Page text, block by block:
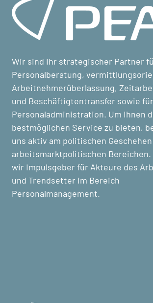
Wir sind Ihr strategischer Partner
Personalberatung,
Arbeitnehmerüberlassung,
und Beschäftigtentransfer sowie
Personaladministration. Um Ihnen
bestmöglichen Service zu bieten,
uns aktiv am politischen
arbeitsmarktpolitischen Bereichen.
wir Impulsgeber für Akteure des
und Trendsetter im Bereich
Personalmanagement.